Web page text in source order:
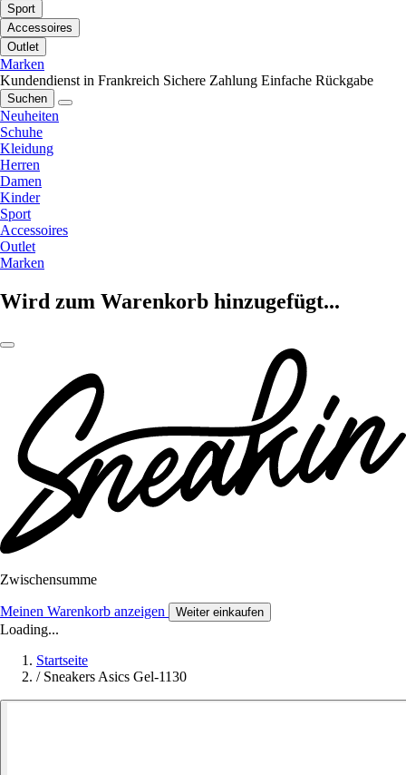
Sport
Accessoires
Outlet
Marken
Kundendienst in Frankreich Sichere Zahlung Einfache Rückgabe
Suchen
Neuheiten
Schuhe
Kleidung
Herren
Damen
Kinder
Sport
Accessoires
Outlet
Marken
Wird zum Warenkorb hinzugefügt...
Zwischensumme
Meinen Warenkorb anzeigen Weiter einkaufen
Loading...
Startseite
/ Sneakers Asics Gel-1130